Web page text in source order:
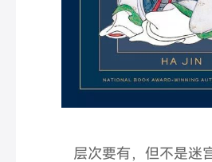
层次要有，但不是迷